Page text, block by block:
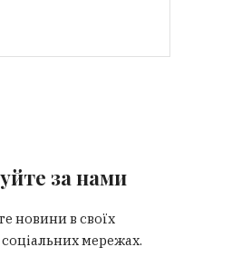
за нами
новини в своїх
мережах.